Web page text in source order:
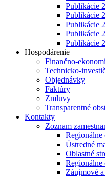
Publikácie
Publikácie
Publikácie
Publikácie
Publikácie
Hospodárenie
Finančno-
Technicko-
Objednávky
Faktúry
Zmluvy
Transparentné
Kontakty
Zoznam
Regionálne
Ústredné
Oblastné
Regionálne
Záujmové